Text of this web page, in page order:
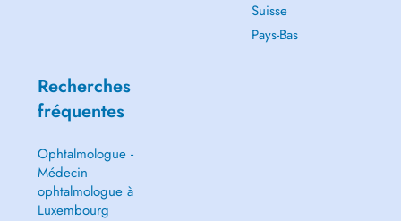
Suisse
Pays-Bas
Recherches
fréquentes
Ophtalmologue -
Médecin
ophtalmologue à
Luxembourg